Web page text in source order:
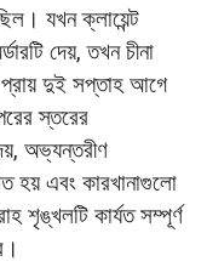
যখন ক্লায়েন্ট
দেয়, তখন চীনা
দুই সপ্তাহ আগে
স্তরের
অভ্যন্তরীণ
হয় এবং কারখানাগুলো
শৃঙ্খলটি কার্যত সম্পূর্ণ